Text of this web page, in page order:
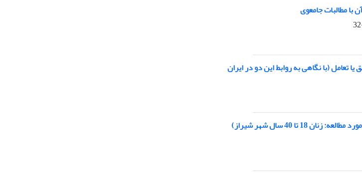
با مطالبات جامعوی
تعامل (با نگاهی به روابط این دو در ایران
تا 40 سال شهر شیراز)